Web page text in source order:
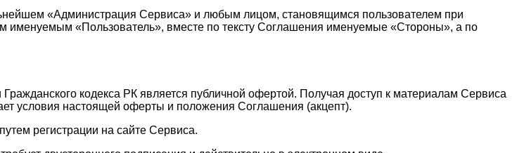
«Администрация Сервиса» и любым лицом, становящимся пользователем при
именуемым «Пользователь», вместе по тексту Соглашения именуемые «Стороны», а по
кодекса РК является публичной офертой. Получая доступ к материалам Сервиса
условия настоящей оферты и положения Соглашения (акцепт).
регистрации на сайте Сервиса.